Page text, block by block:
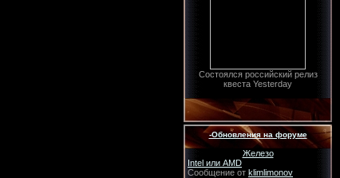
Состоялся российский релиз
квеста Yesterday
-Обновления на форуме
Железо
Intel или AMD
Сообщение от klimlimonov